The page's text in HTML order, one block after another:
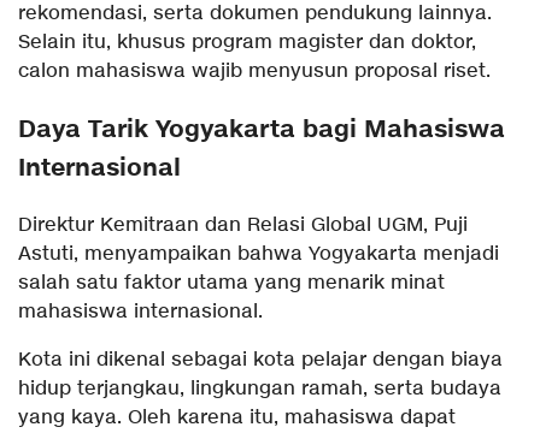
rekomendasi, serta dokumen pendukung lainnya.
Selain itu, khusus program magister dan doktor,
calon mahasiswa wajib menyusun proposal riset.
Daya Tarik Yogyakarta bagi Mahasiswa
Internasional
Direktur Kemitraan dan Relasi Global UGM, Puji
Astuti, menyampaikan bahwa Yogyakarta menjadi
salah satu faktor utama yang menarik minat
mahasiswa internasional.
Kota ini dikenal sebagai kota pelajar dengan biaya
hidup terjangkau, lingkungan ramah, serta budaya
yang kaya. Oleh karena itu, mahasiswa dapat